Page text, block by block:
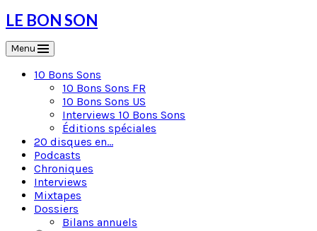
Skip
to
content
LE BON SON
Menu
10 Bons Sons
10 Bons Sons FR
10 Bons Sons US
Interviews 10 Bons Sons
Éditions spéciales
20 disques en…
Podcasts
Chroniques
Interviews
Mixtapes
Dossiers
Bilans annuels